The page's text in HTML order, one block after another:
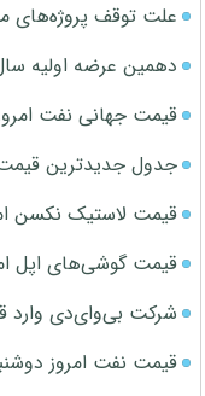
علت توقف
دهمین عرضه اولیه
قیمت جهانی نفت امروز 1405/05/
جدول جدیدترین
قیمت لاستیک نکسن امروز
قیمت گوشی‌های اپل امروز
شرکت بی‌وای‌دی وارد
قیمت نفت امروز دوشنبه 19 مرداد